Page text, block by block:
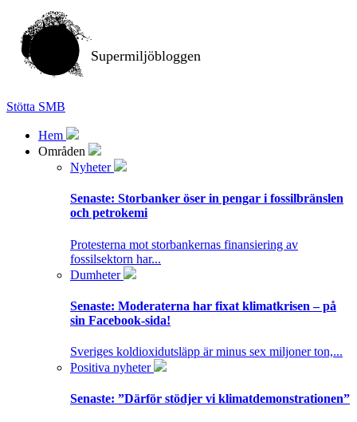
Supermiljöbloggen
Stötta SMB
Hem
Områden
Nyheter
Senaste: Storbanker öser in pengar i fossilbränslen
och petrokemi
Protesterna mot storbankernas finansiering av
fossilsektorn har...
Dumheter
Senaste: Moderaterna har fixat klimatkrisen – på
sin Facebook-sida!
Sveriges koldioxidutsläpp är minus sex miljoner ton,...
Positiva nyheter
Senaste: ”Därför stödjer vi klimatdemonstrationen”